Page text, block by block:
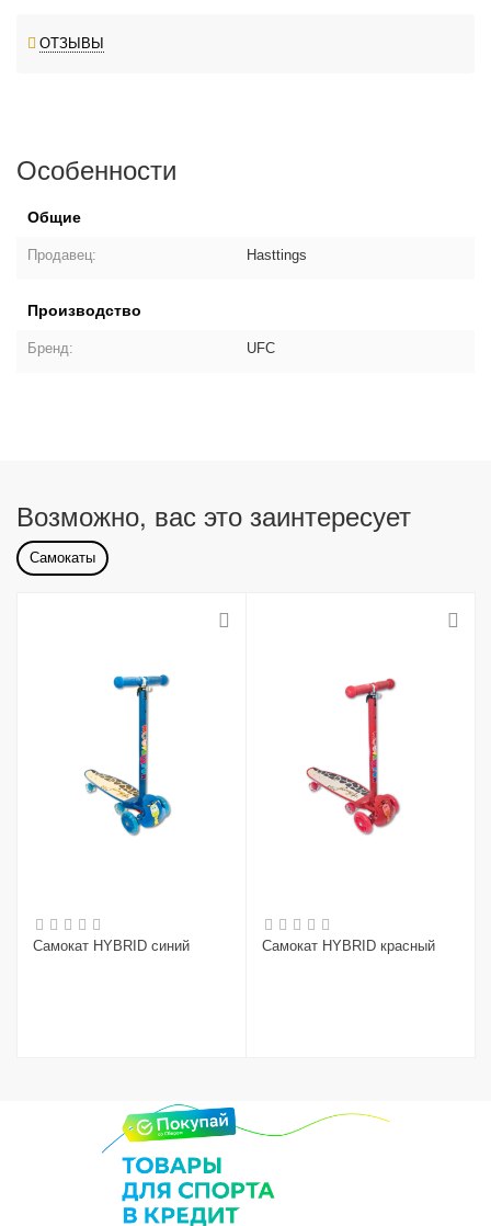
ОТЗЫВЫ
Особенности
Общие
Продавец: Hasttings
Производство
Бренд: UFC
Возможно, вас это заинтересует
Самокаты
Самокат HYBRID синий Самокат HYBRID красный